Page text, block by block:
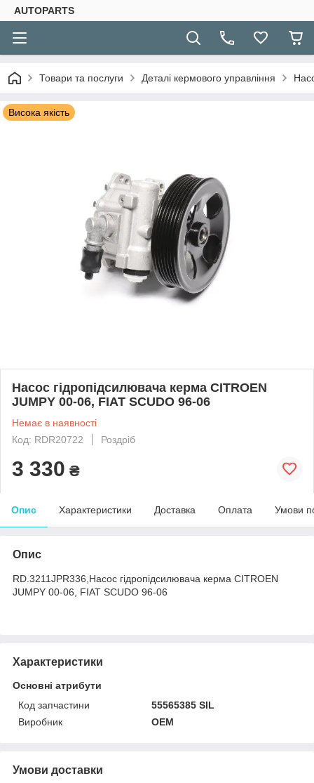
AUTOPARTS
Товари та послуги Деталі кермового управління
Висока якість
Насос гідропідсилювача керма CITROEN
JUMPY 00-06, FIAT SCUDO 96-06
Немає в наявності
Код: RDR20722
Роздріб
3 330 ₴
Опис Характеристики Доставка Оплата Умови
Опис
RD.3211JPR336,Насос гідропідсилювача керма CITROEN
JUMPY 00-06, FIAT SCUDO 96-06
Характеристики
Основні атрибути
Код запчастини
55565385 SIL
Виробник
OEM
Умови доставки